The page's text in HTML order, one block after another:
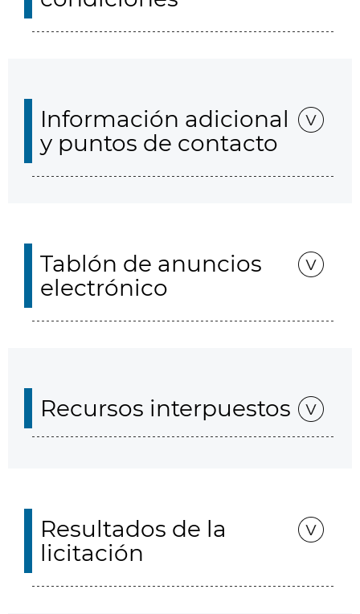
Información adicional
y puntos de contacto
Tablón de anuncios
electrónico
Recursos interpuestos
Resultados de la
licitación